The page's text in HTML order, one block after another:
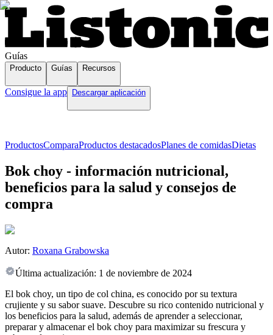
Guías
Producto Guías Recursos
Consigue la app Descargar aplicación
ProductosComparaProductos destacadosPlanes de comidasDietas
Bok choy - información nutricional,
beneficios para la salud y consejos de
compra
Autor: Roxana Grabowska
Última actualización: 1 de noviembre de 2024
El bok choy, un tipo de col china, es conocido por su textura
crujiente y su sabor suave. Descubre su rico contenido nutricional y
los beneficios para la salud, además de aprender a seleccionar,
preparar y almacenar el bok choy para maximizar su frescura y